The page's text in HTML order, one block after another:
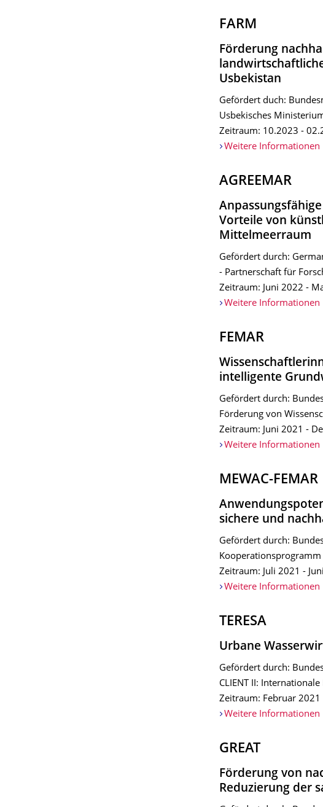
FARM
Förderung
Usbekistan
Gefördert duch:
Usbekisches
Zeitraum: 10.2023 -
Weitere Informationen
AGREEMAR
Vorteile von
Mittelmeerraum
Gefördert durch:
- Partnerschaft für
Zeitraum: Juni 2022 -
Weitere Informationen
FEMAR
intelligente
Gefördert durch:
Förderung von
Zeitraum: Juni 2021 -
Weitere Informationen
MEWAC-FEMAR
sichere und
Gefördert durch:
Kooperationsprogramm
Zeitraum: Juli 2021 -
Weitere Informationen
TERESA
Urbane
Gefördert durch:
CLIENT II:
Zeitraum: Februar 2021
Weitere Informationen
GREAT
Förderung von
Reduzierung der